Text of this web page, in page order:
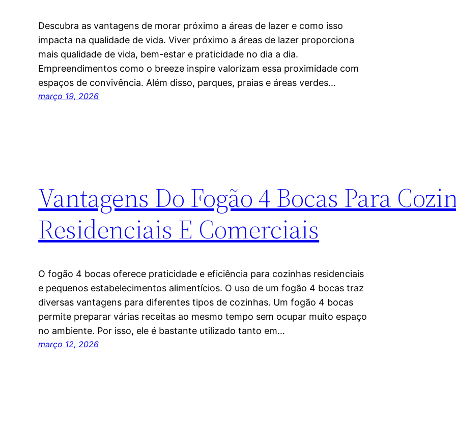
Descubra as vantagens de morar próximo a áreas de lazer e como isso
impacta na qualidade de vida. Viver próximo a áreas de lazer proporciona
mais qualidade de vida, bem-estar e praticidade no dia a dia.
Empreendimentos como o breeze inspire valorizam essa proximidade com
espaços de convivência. Além disso, parques, praias e áreas verdes…
março 19, 2026
Vantagens Do Fogão 4 Bocas Para
Residenciais E Comerciais
O fogão 4 bocas oferece praticidade e eficiência para cozinhas residenciais
e pequenos estabelecimentos alimentícios. O uso de um fogão 4 bocas traz
diversas vantagens para diferentes tipos de cozinhas. Um fogão 4 bocas
permite preparar várias receitas ao mesmo tempo sem ocupar muito espaço
no ambiente. Por isso, ele é bastante utilizado tanto em…
março 12, 2026